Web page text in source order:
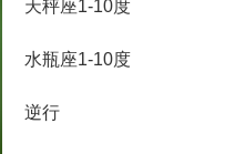
天秤座1-10度
水瓶座1-10度
逆行